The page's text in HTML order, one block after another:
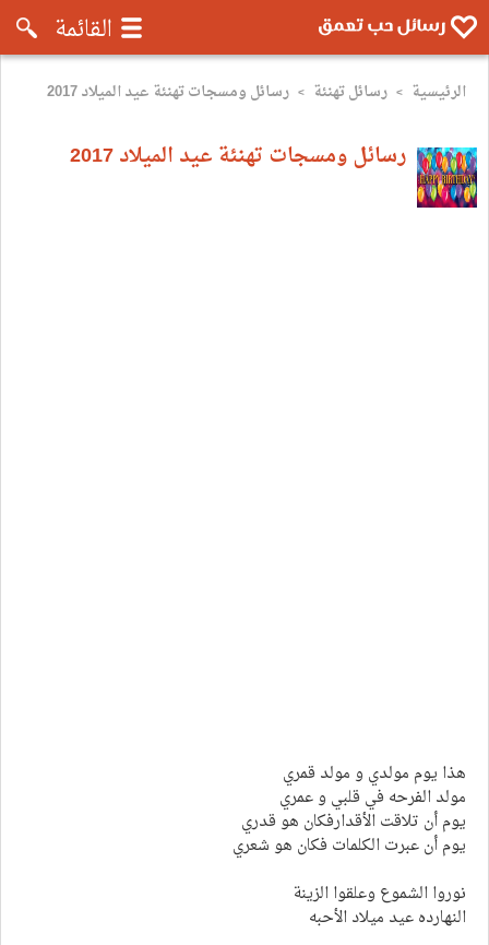
رسائل موبايل تعمق - رسائل حب
القائمة
الرئيسية > رسائل تهنئة > رسائل ومسجات تهنئة عيد الميلاد 2017
رسائل ومسجات تهنئة عيد الميلاد 2017
هذا يوم مولدي و مولد قمري
مولد الفرحه في قلبي و عمري
يوم أن تلاقت الأقدارفكان هو قدري
يوم أن عبرت الكلمات فكان هو شعري
نوروا الشموع وعلقوا الزينة
النهارده عيد ميلاد الأحبه